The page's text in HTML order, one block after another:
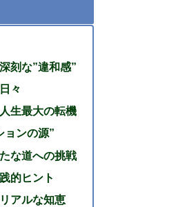
刻な”違和感”
々
生最大の転機
ョンの源”
な道への挑戦
的ヒント
アルな知恵